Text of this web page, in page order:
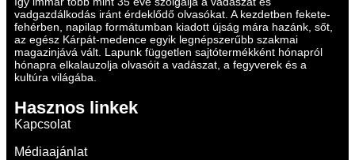
vadgazdálkodás iránt érdeklődő olvasókat. A kezdetben fekete-
fehérben, napilap formátumban kiadott újság mára hazánk, sőt,
az egész Kárpát-medence egyik legnépszerűbb szakmai
magazinjává vált. Lapunk független sajtótermékként hónapról
hónapra elkalauzolja olvasóit a vadászat, a fegyverek és a
kultúra világába.
Hasznos linkek
Kapcsolat
Médiaajánlat